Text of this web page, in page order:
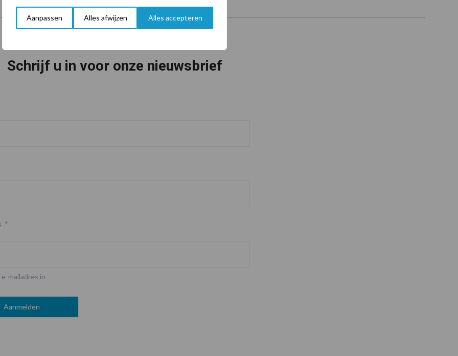
Aanpassen Alles afwijzen Alles accepteren
Schrijf u in voor onze nieuwsbrief
*
mailadres in